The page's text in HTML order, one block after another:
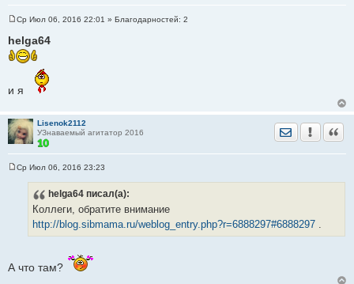
о
б
щ
и
Ср Июл 06, 2016 22:01 » Благодарностей: 2
helga64
и я
Lisenok2112
УЗнаваемый агитатор 2016
Отправить
Ср Июл 06, 2016 23:23
helga64 писал(а):
Коллеги, обратите внимание
http://blog.sibmama.ru/weblog_entry.php?r=6888297#6888297 .
А что там?